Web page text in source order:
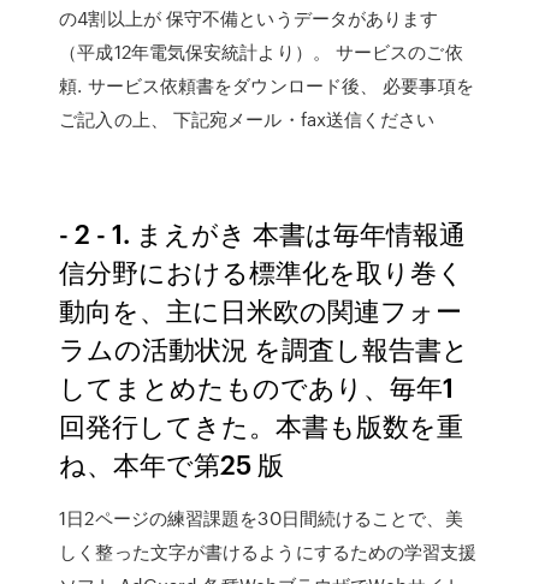
の4割以上が 保守不備というデータがあります
（平成12年電気保安統計より）。 サービスのご依
頼. サービス依頼書をダウンロード後、 必要事項を
ご記入の上、 下記宛メール・fax送信ください
- 2 - 1. まえがき 本書は毎年情報通
信分野における標準化を取り巻く
動向を、主に日米欧の関連フォー
ラムの活動状況 を調査し報告書と
してまとめたものであり、毎年1
回発行してきた。本書も版数を重
ね、本年で第25 版
1日2ページの練習課題を30日間続けることで、美
しく整った文字が書けるようにするための学習支援